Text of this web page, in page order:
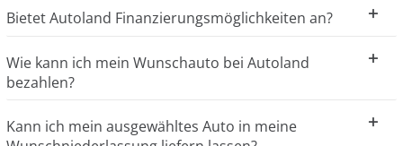
Bietet Autoland Finanzierungsmöglichkeiten an?
Wie kann ich mein Wunschauto bei Autoland
bezahlen?
Kann ich mein ausgewähltes Auto in meine